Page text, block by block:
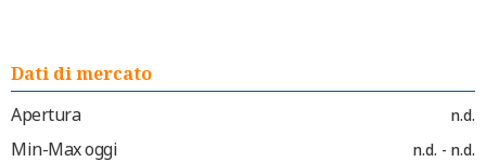
Dati di mercato
Apertura
n.d.
Min-Max oggi n.d. - n.d.